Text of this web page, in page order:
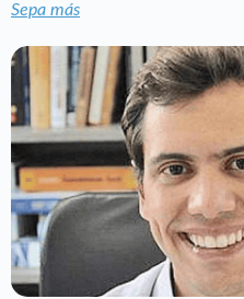
Sepa más